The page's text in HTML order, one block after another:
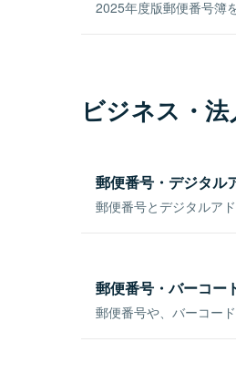
2025年度版郵便番号簿
ビジネス・
郵便番号・デジタル
郵便番号とデジタルア
郵便番号・バーコー
郵便番号や、バーコー